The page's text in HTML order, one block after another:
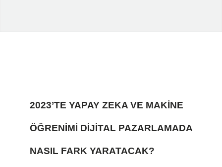
2023’TE YAPAY ZEKA VE MAKINE
ÖĞRENIMI DIJITAL PAZARLAMADA
NASIL FARK YARATACAK?